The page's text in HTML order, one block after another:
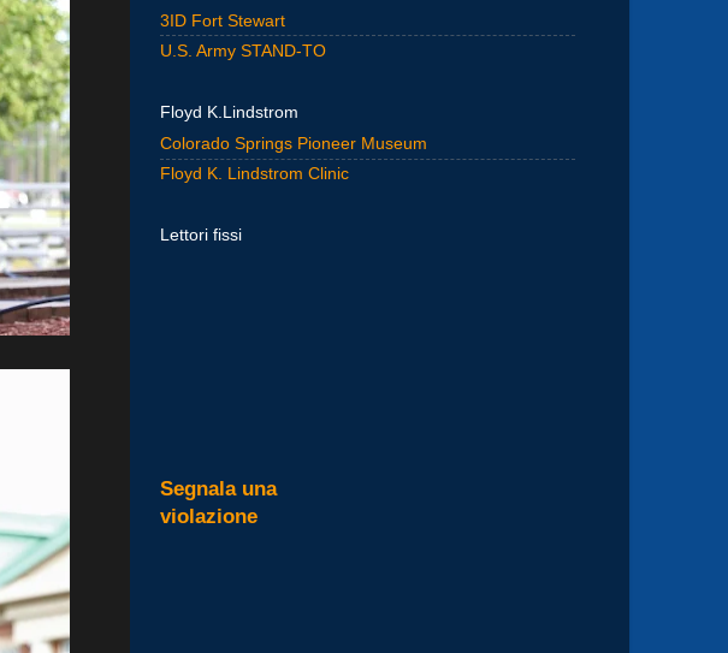
3ID Fort Stewart
U.S. Army STAND-TO
Floyd K.Lindstrom
Colorado Springs Pioneer Museum
Floyd K. Lindstrom Clinic
Lettori fissi
Segnala una
violazione